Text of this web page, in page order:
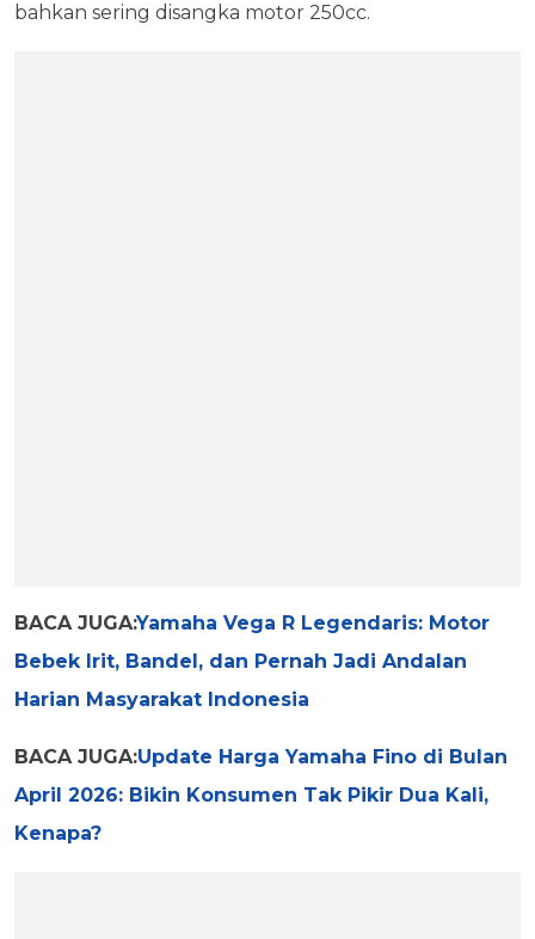
bahkan sering disangka motor 250cc.
BACA JUGA:Yamaha Vega R Legendaris: Motor
Bebek Irit, Bandel, dan Pernah Jadi Andalan
Harian Masyarakat Indonesia
BACA JUGA:Update Harga Yamaha Fino di Bulan
April 2026: Bikin Konsumen Tak Pikir Dua Kali,
Kenapa?